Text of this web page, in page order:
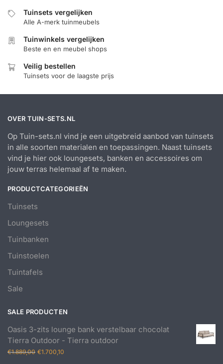
Tuinsets vergelijken
Alle A-merk tuinmeubels
Tuinwinkels vergelijken
Beste en en meubel shops
Veilig bestellen
Tuinsets voor de laagste prijs
OVER TUIN-SETS.NL
Op Tuin-sets.nl vind je een uitgebreid aanbod van tuinsets
in alle soorten materialen en toepassingen. Naast tuinsets
vind je hier ook loungesets, banken en accessoires om
jouw terras helemaal af te maken.
PRODUCTCATEGORIEËN
Tuinsets
Loungesets
Tuinbanken
Tuinstoelen
Tuintafels
Sale
SALE PRODUCTEN
Oasis 3-zits lounge bank verstelbaar chocolat
Tierra Outdoor - Tierra outdoor
€1.889,00 Oorspronkelijke
€1.700,10